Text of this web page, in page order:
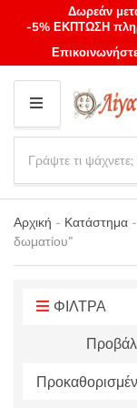
Δωρεάν
-5% ΕΚΠΤΩΣΗ
M
E
N
U
Category
name
a
r
c
h
p
Αρχική - Κατάστημα -
δωματίου”
ΦΙΛΤΡΑ